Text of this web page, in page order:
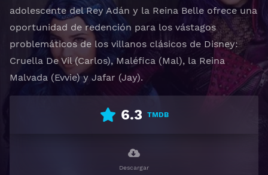
adolescente del Rey Adán y la Reina Belle ofrece una
oportunidad de redención para los vástagos
problemáticos de los villanos clásicos de Disney:
Cruella De Vil (Carlos), Maléfica (Mal), la Reina
Malvada (Evvie) y Jafar (Jay).
6.3 TMDB
Descargar